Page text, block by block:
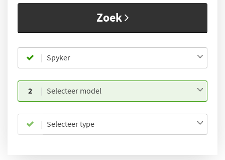
Zoek
Spyker
2 Selecteer model
Selecteer type